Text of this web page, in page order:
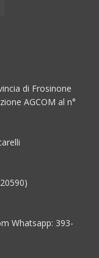
di Frosinone
AGCOM al n°
Whatsapp: 393-